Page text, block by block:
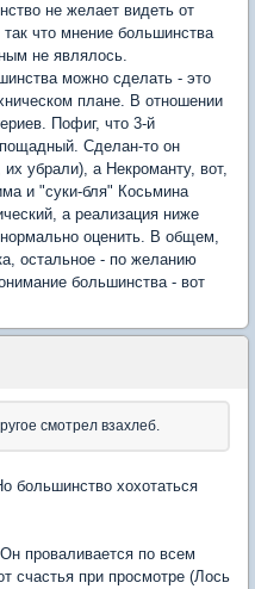
не желает видеть от
что мнение большинства
не являлось.
можно сделать - это
плане. В отношении
Пофиг, что 3-й
Сделан-то он
убрали), а Некроманту, вот,
и "суки-бля" Косьмина
а реализация ниже
оценить. В общем,
остальное - по желанию
большинства - вот
смотрел взахлеб.
большинство хохотаться
проваливается по всем
счастья при просмотре (Лось